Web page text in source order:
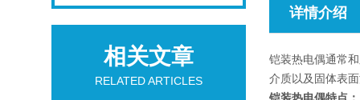
相关文章
RELATED ARTICLES
详情介绍
铠装热电偶通常
介质以及固体表